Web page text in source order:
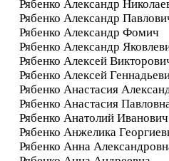
Рябенко Александр
Рябенко Александр
Рябенко Александр Фомич
Рябенко Александр
Рябенко Алексей
Рябенко Алексей
Рябенко Анастасия
Рябенко Анастасия
Рябенко Анатолий Иванович
Рябенко Анжелика
Рябенко Анна